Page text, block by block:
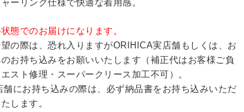
ーリング仕様で快適な着用感。
態でのお届けになります。
の際は、恐れ入りますがORIHICA実店舗もしくは、お
お持ち込みをお願いいたします（補正代はお客様ご負
スト修理・スーパークリース加工不可）。
にお持ち込みの際は、必ず納品書をお持ち込みいただ
します。